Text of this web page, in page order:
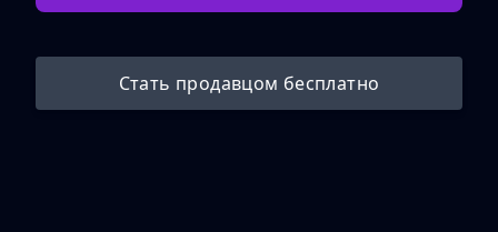
Стать продавцом бесплатно